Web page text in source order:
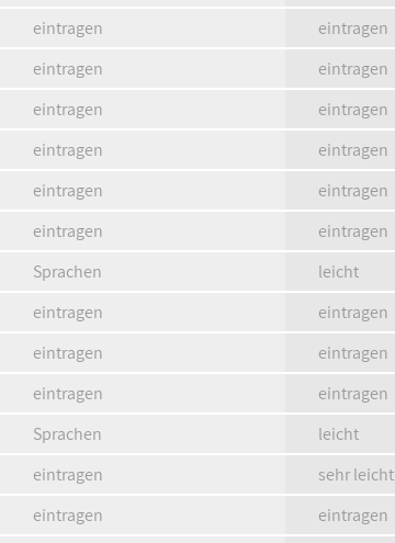
eintragen
eintragen
eintragen
eintragen
eintragen
eintragen
eintragen
eintragen
eintragen
eintragen
eintragen
eintragen
Sprachen
leicht
eintragen
eintragen
eintragen
eintragen
eintragen
eintragen
Sprachen
leicht
eintragen
sehr leicht
eintragen
eintragen